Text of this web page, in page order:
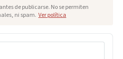
de publicarse. No se permiten
ni spam. Ver política